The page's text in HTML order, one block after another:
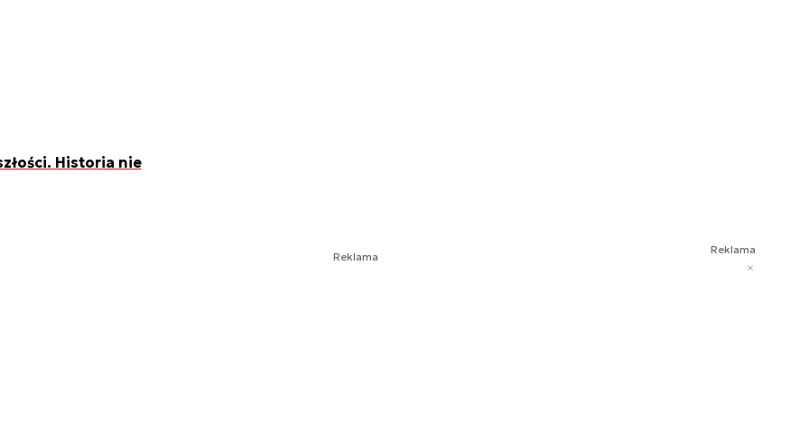
Historia nie
Reklama
Reklama